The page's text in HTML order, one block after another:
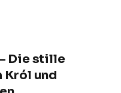
Die stille
Król und